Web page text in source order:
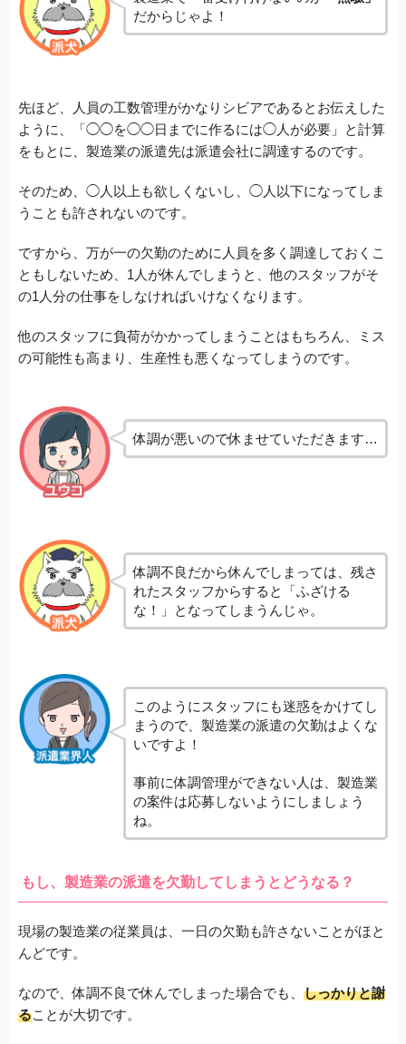
だからじゃよ！
先ほど、人員の工数管理がかなりシビアであるとお伝えした
ように、「◯◯を◯◯日までに作るには◯人が必要」と計算
をもとに、製造業の派遣先は派遣会社に調達するのです。
そのため、◯人以上も欲しくないし、◯人以下になってしま
うことも許されないのです。
ですから、万が一の欠勤のために人員を多く調達しておくこ
ともしないため、1人が休んでしまうと、他のスタッフがそ
の1人分の仕事をしなければいけなくなります。
他のスタッフに負荷がかかってしまうことはもちろん、ミス
の可能性も高まり、生産性も悪くなってしまうのです。
体調が悪いので休ませていただきます…
体調不良だから休んでしまっては、残さ
れたスタッフからすると「ふざける
な！」となってしまうんじゃ。
このようにスタッフにも迷惑をかけてし
まうので、製造業の派遣の欠勤はよくな
いですよ！
事前に体調管理ができない人は、製造業
の案件は応募しないようにしましょう
ね。
もし、製造業の派遣を欠勤してしまうとどうなる？
現場の製造業の従業員は、一日の欠勤も許さないことがほと
んどです。
なので、体調不良で休んでしまった場合でも、 しっかりと謝
ることが大切です。